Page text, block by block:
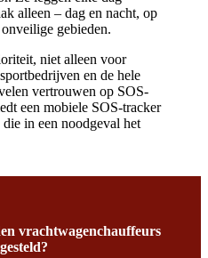
alleen – dag en nacht, op
gebieden.
niet alleen voor
en de hele
vertrouwen op SOS-
een mobiele SOS-tracker
in een noodgeval het
vrachtwagenchauffeurs